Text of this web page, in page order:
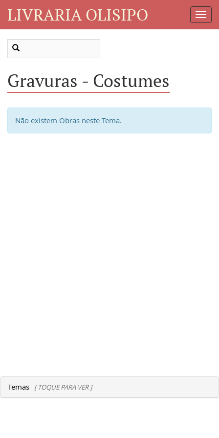
LIVRARIA OLISIPO
Gravuras - Costumes
Não existem Obras neste Tema.
Temas [ TOQUE PARA VER ]